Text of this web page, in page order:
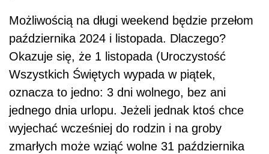
Możliwością na długi weekend będzie przełom
października 2024 i listopada. Dlaczego?
Okazuje się, że 1 listopada (Uroczystość
Wszystkich Świętych wypada w piątek,
oznacza to jedno: 3 dni wolnego, bez ani
jednego dnia urlopu. Jeżeli jednak ktoś chce
wyjechać wcześniej do rodzin i na groby
zmarłych może wziąć wolne 31 października